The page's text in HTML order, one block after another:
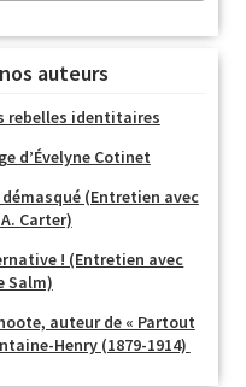
auteurs
rebelles identitaires
d’Évelyne Cotinet
(Entretien avec
Carter)
! (Entretien avec
Salm)
auteur de « Partout
Henry (1879-1914)